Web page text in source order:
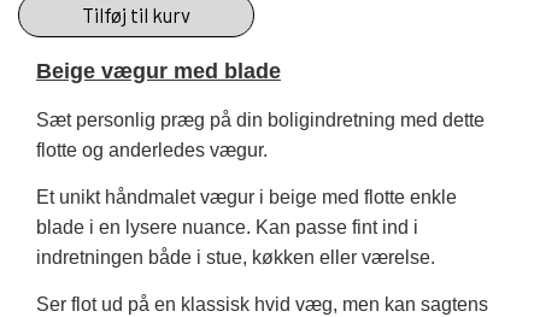
Tilføj til kurv
Beige vægur med blade
Sæt personlig præg på din boligindretning med dette
flotte og anderledes vægur.
Et unikt håndmalet vægur i beige med flotte enkle
blade i en lysere nuance. Kan passe fint ind i
indretningen både i stue, køkken eller værelse.
Ser flot ud på en klassisk hvid væg, men kan sagtens